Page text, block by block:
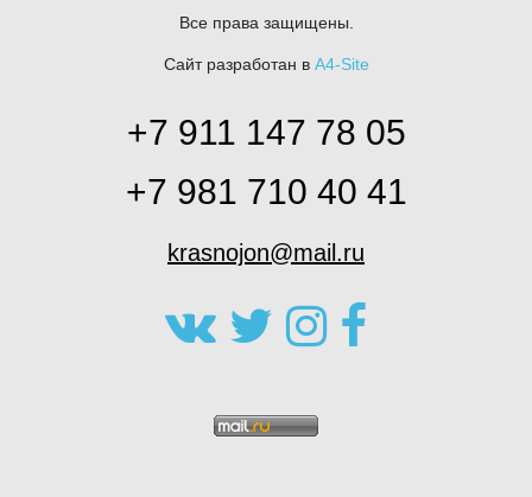
Все права защищены.
Сайт разработан в A4-Site
+7 911 147 78 05
+7 981 710 40 41
krasnojon@mail.ru